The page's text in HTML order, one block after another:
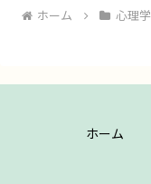
ホーム 心理
ホーム